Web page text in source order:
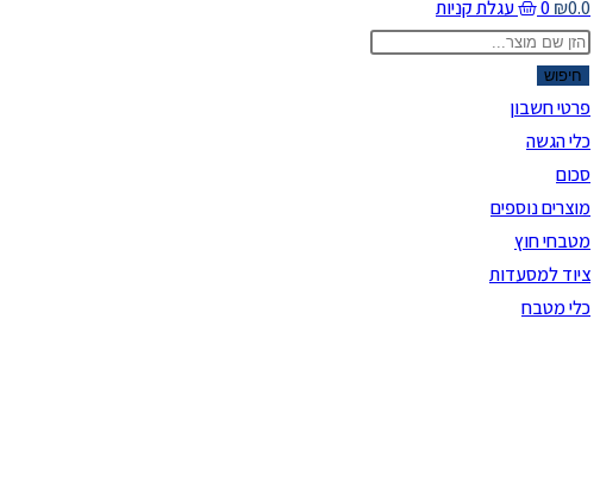
₪0.0
0
עגלת קניות
Products
search
חיפוש
פרטי חשבון
כלי הגשה
סכום
מוצרים נוספים
מטבחי חוץ
ציוד למסעדות
כלי מטבח